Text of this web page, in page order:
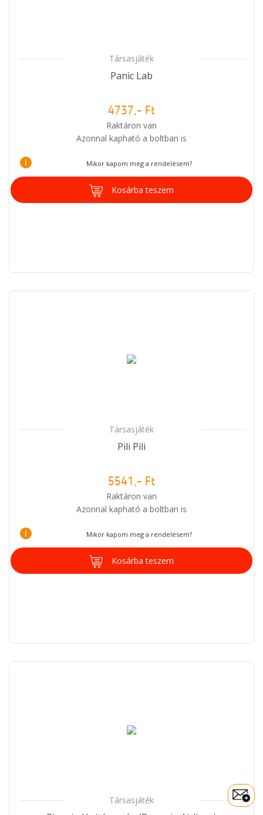
Társasjáték
Panic Lab
4737,- Ft
Raktáron van
Azonnal kapható a boltban is
i Mikor kapom meg a rendelésem?
Kosárba teszem
Társasjáték
Pili Pili
5541,- Ft
Raktáron van
Azonnal kapható a boltban is
i Mikor kapom meg a rendelésem?
Kosárba teszem
Társasjáték